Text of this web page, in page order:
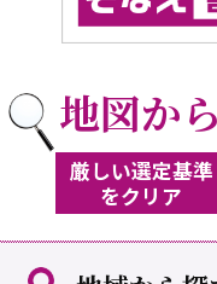
地図か
厳しい選定基準
をクリア